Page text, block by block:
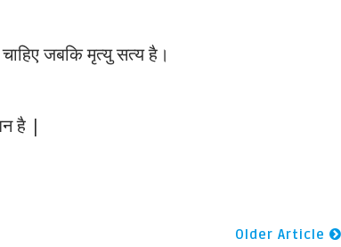
जबकि मृत्यु सत्य है।
है |
Older Article